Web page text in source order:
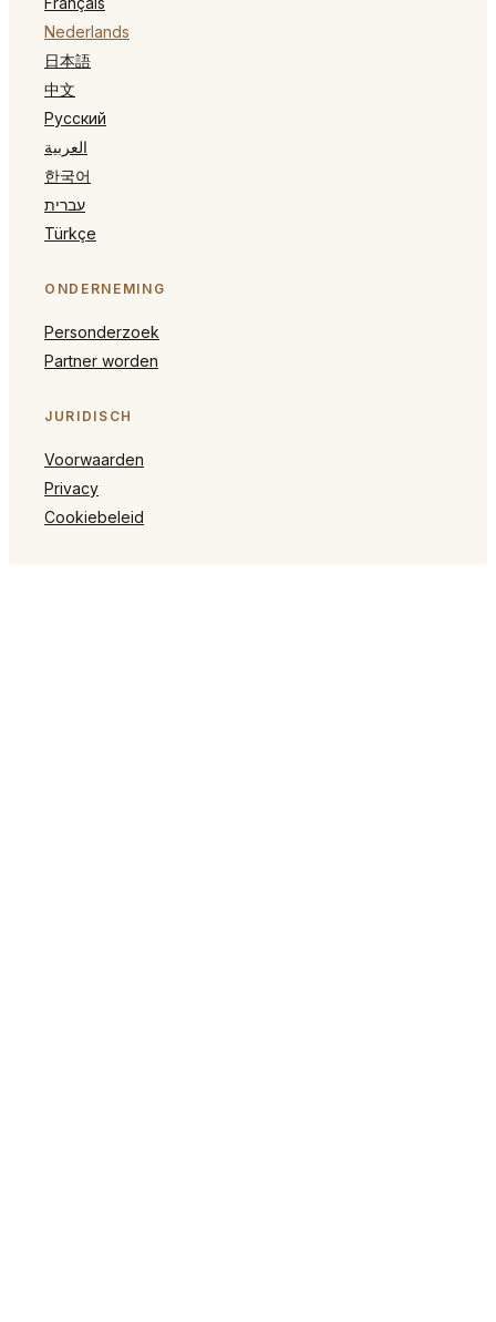
Nederlands
日本語
中文
Русский
العربية
한국어
עברית
Türkçe
ONDERNEMING
Personderzoek
Partner worden
JURIDISCH
Voorwaarden
Privacy
Cookiebeleid